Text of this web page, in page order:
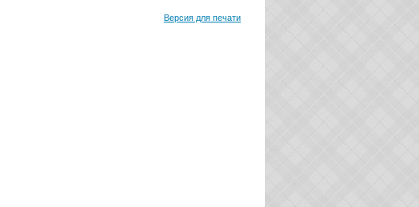
Версия для печати